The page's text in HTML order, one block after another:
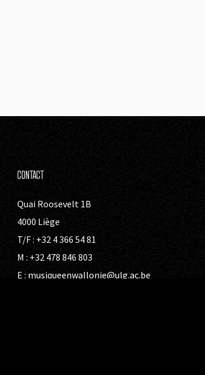
CONTACT
Quai Roosevelt 1B
4000 Liège
T/F : +32 4 366 54 81
M : +32 478 846 803
E : musiqueenwallonie@ulg.ac.be